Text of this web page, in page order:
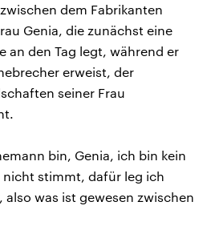
dem Fabrikanten
Genia, die zunächst eine
an den Tag legt, während er
erweist, der
seiner Frau
bin, Genia, ich bin kein
nicht stimmt, dafür leg ich
also was ist gewesen zwischen